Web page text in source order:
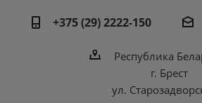
+375 (29) 2222-150
Республика
г. Брест
ул.